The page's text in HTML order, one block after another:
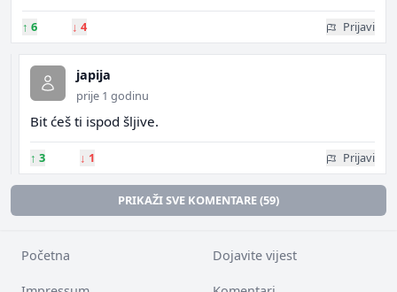
↑ 6 ↓ 4 Prijavi
japija
prije 1 godinu
Bit ćeš ti ispod šljive.
↑ 3 ↓ 1 Prijavi
PRIKAŽI SVE KOMENTARE (59)
Početna Dojavite vijest